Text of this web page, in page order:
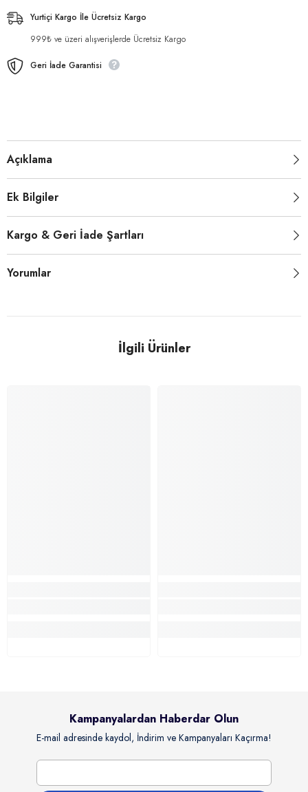
Yurtiçi Kargo İle Ücretsiz Kargo
999₺ ve üzeri alışverişlerde Ücretsiz Kargo
Geri İade Garantisi
Açıklama
Ek Bilgiler
Kargo & Geri İade Şartları
Yorumlar
İlgili Ürünler
Kampanyalardan Haberdar Olun
E-mail adresinde kaydol, İndirim ve Kampanyaları Kaçırma!